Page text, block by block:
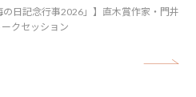
の日記念行事2026」】直木賞作家・門井
クセッション